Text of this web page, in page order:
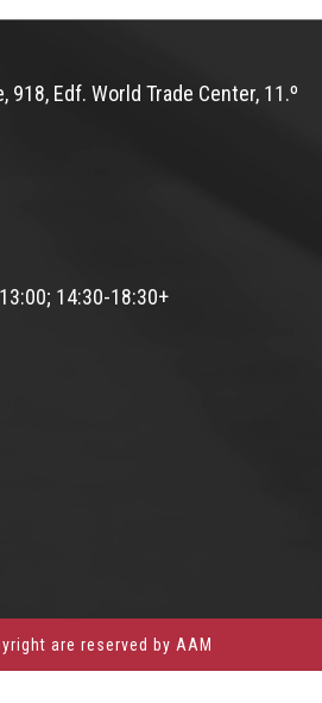
918, Edf. World Trade Center, 11.º
14:30-18:30+
are reserved by AAM